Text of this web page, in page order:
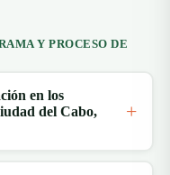
Y PROCESO DE
en los
del Cabo,